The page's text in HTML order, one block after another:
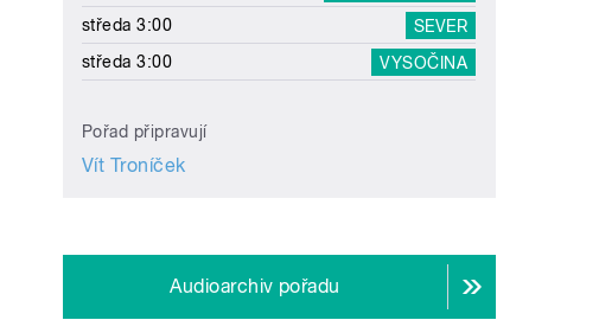
středa 3:00
SEVER
středa 3:00
VYSOČINA
Pořad připravují
Vít Troníček
Audioarchiv pořadu